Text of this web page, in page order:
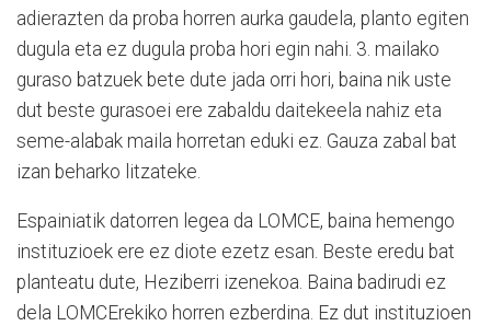
adierazten da proba horren aurka gaudela, planto egiten
dugula eta ez dugula proba hori egin nahi. 3. mailako
guraso batzuek bete dute jada orri hori, baina nik uste
dut beste gurasoei ere zabaldu daitekeela nahiz eta
seme-alabak maila horretan eduki ez. Gauza zabal bat
izan beharko litzateke.
Espainiatik datorren legea da LOMCE, baina hemengo
instituzioek ere ez diote ezetz esan. Beste eredu bat
planteatu dute, Heziberri izenekoa. Baina badirudi ez
dela LOMCErekiko horren ezberdina. Ez dut instituzioen